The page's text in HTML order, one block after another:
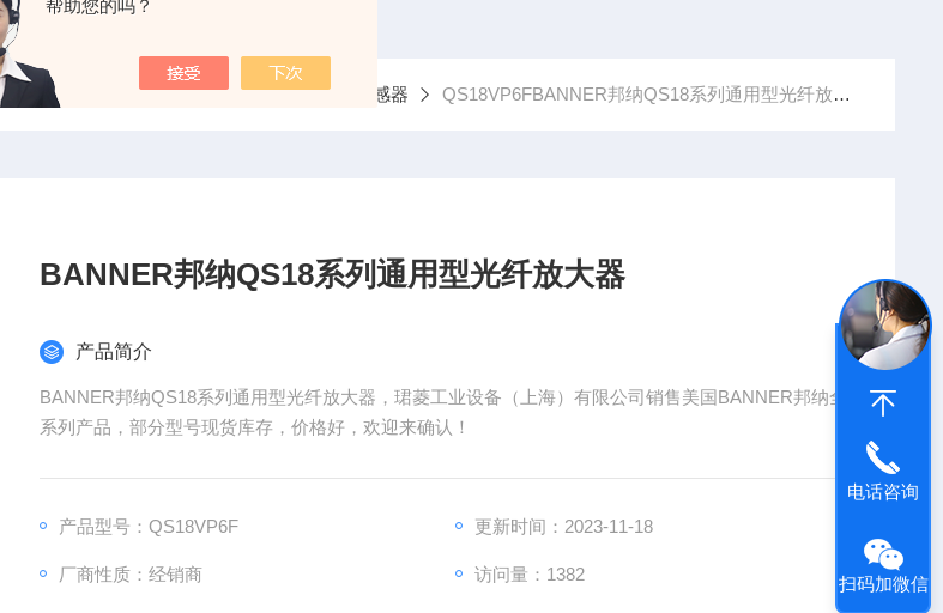
帮助您的吗？
产品中心 美国BANNER邦纳 BANNER传感器 QS18VP6FBANNER邦纳QS18系列通用型光纤放大器
BANNER邦纳QS18系列通用型光纤放大器
产品简介
BANNER邦纳QS18系列通用型光纤放大器，珺菱工业设备（上海）有限公司销售美国BANNER邦纳全
系列产品，部分型号现货库存，价格好，欢迎来确认！
产品型号：QS18VP6F 更新时间：2023-11-18
厂商性质：经销商 访问量：1382
电话咨询
扫码加微信